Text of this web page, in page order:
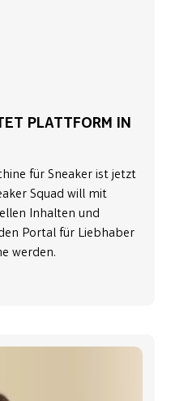
PLATTFORM IN
für Sneaker ist jetzt
Squad will mit
Inhalten und
Portal für Liebhaber
werden.